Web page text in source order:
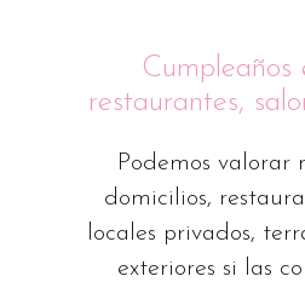
Cumpleaños
restaurantes,
Podemos valorar
domicilios,
locales privados,
exteriores si las